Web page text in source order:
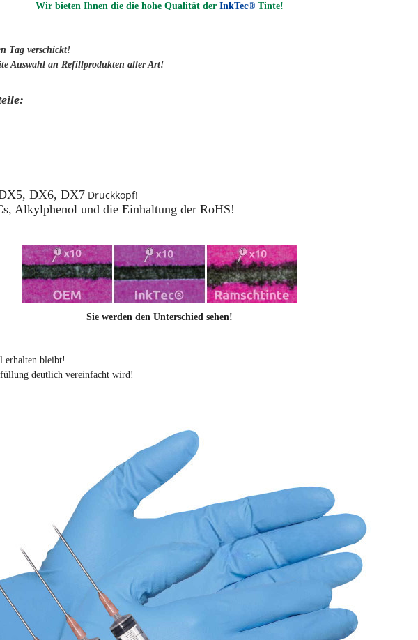
Wir bieten Ihnen die die hohe Qualität der InkTec® Tinte!
Tag verschickt!
Auswahl an Refillprodukten aller Art!
DX6, DX7 Druckkopf!
Alkylphenol und die Einhaltung der RoHS!
Sie werden den Unterschied sehen!
erhalten bleibt!
deutlich vereinfacht wird!